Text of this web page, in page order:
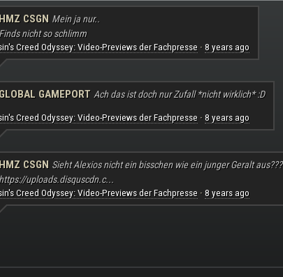
HMZ CSGN Mein ja nur..
Finds nicht so schlimm
Creed Odyssey: Video-Previews der Fachpresse· 8 years ago
GLOBAL GAMEPORT Ach das ist doch nur Zufall *nicht wirklich* :D
Creed Odyssey: Video-Previews der Fachpresse· 8 years ago
HMZ CSGN Sieht Alexios nicht ein bisschen wie ein junger Geralt aus???
https://uploads.disquscdn.c...
Creed Odyssey: Video-Previews der Fachpresse· 8 years ago